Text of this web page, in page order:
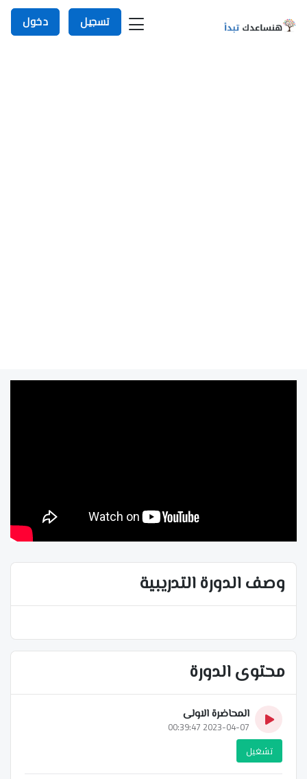
تسجيل دخول
وصف الدورة التدريبية
محتوى الدورة
المحاضرة الاولى
2023-04-07 00:39:47
تشغيل